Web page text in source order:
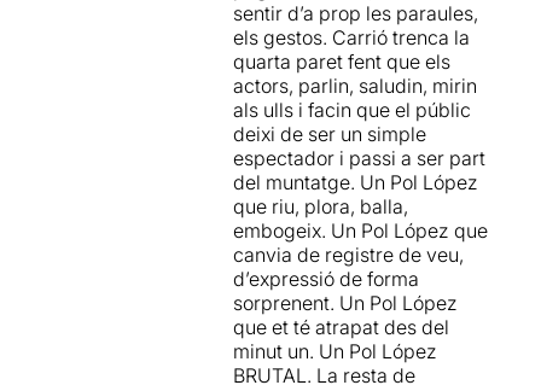
sentir d’a prop les paraules,
els gestos. Carrió trenca la
quarta paret fent que els
actors, parlin, saludin, mirin
als ulls i facin que el públic
deixi de ser un simple
espectador i passi a ser part
del muntatge. Un Pol López
que riu, plora, balla,
embogeix. Un Pol López que
canvia de registre de veu,
d’expressió de forma
sorprenent. Un Pol López
que et té atrapat des del
minut un. Un Pol López
BRUTAL. La resta de